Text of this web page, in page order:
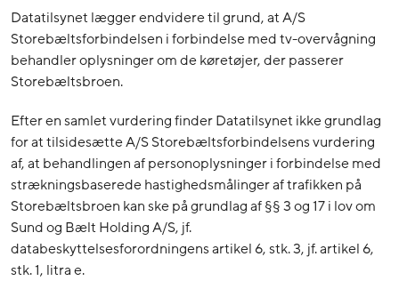
Datatilsynet lægger endvidere til grund, at A/S
Storebæltsforbindelsen i forbindelse med tv-overvågning
behandler oplysninger om de køretøjer, der passerer
Storebæltsbroen.
Efter en samlet vurdering finder Datatilsynet ikke grundlag
for at tilsidesætte A/S Storebæltsforbindelsens vurdering
af, at behandlingen af personoplysninger i forbindelse med
strækningsbaserede hastighedsmålinger af trafikken på
Storebæltsbroen kan ske på grundlag af §§ 3 og 17 i lov om
Sund og Bælt Holding A/S, jf.
databeskyttelsesforordningens artikel 6, stk. 3, jf. artikel 6,
stk. 1, litra e.